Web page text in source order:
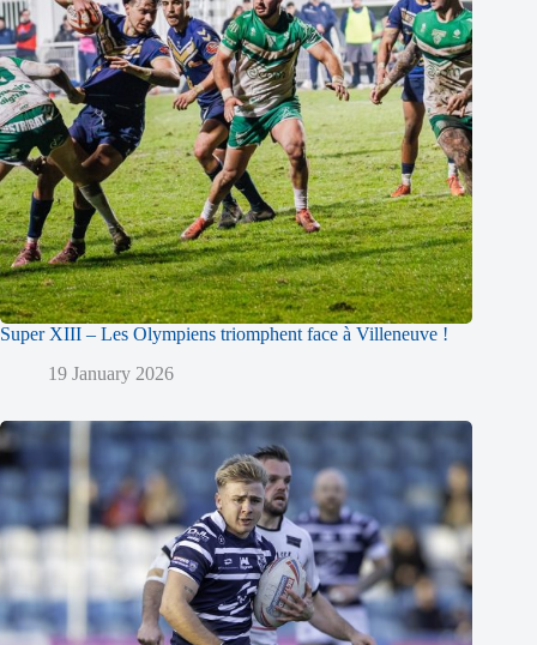
Super XIII – Les Olympiens triomphent face à Villeneuve !
19 January 2026